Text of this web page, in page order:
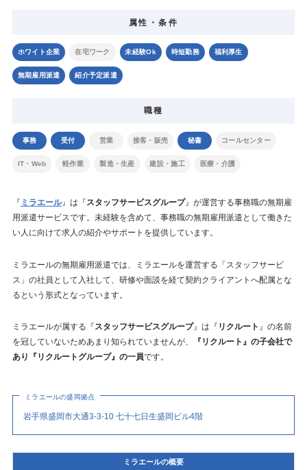
属性・条件
ホワイト企業 在宅ワーク 未経験Ok 時短勤務 福利厚生
無期雇用派遣 紹介予定派遣
職種
事務 受付 営業 接客・販売 秘書 コールセンター
IT・Web 軽作業 製造・生産 建設・施工 医療・介護
『 ミラエール』は『スタッフサービスグループ』が運営する事務職の無期雇
用派遣サービスです。未経験を含めて、事務職の無期雇用派遣として働きた
い人に向けて求人の紹介やサポートを提供しています。
ミラエールの無期雇用派遣では、ミラエールを運営する「スタッフサービ
ス」の社員として入社して、研修や面談を経て契約クライアントへ配属とな
るという形式となっています。
ミラエールが属する『スタッフサービスグループ』は『 リクルート 』の名前
を冠していないためあまり知られていませんが、
『リクルート』の子会社で
あり『リクルートグループ』の一員です。
ミラエールの盛岡拠点
岩手県盛岡市大通3-3-10 七十七日生盛岡ビル4階
ミラエールの概要